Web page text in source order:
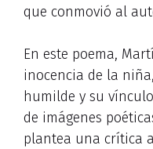
que conmovió al
En este poema,
inocencia de la
humilde y su
de imágenes
plantea una crítica